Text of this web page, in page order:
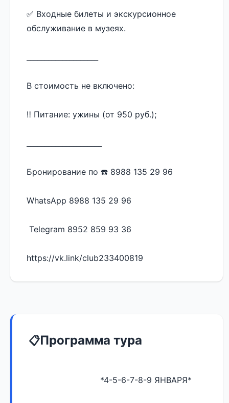
✅️ Входные билеты и экскурсионное
обслуживание в музеях.
В стоимость не включено:
‼️ Питание: ужины (от 950 руб.);
Бронирование по ☎️ 8988 135 29 96
WhatsApp 8988 135 29 96
Telegram 8952 859 93 36
https://vk.link/club233400819
Программа тура
                            *4-5-6-7-8-9 ЯНВАРЯ*